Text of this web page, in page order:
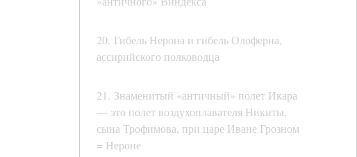
20. Гибель Нерона и гибель Олоферна,
ассирийского полководца
21. Знаменитый «античный» полет Икара
— это полет воздухоплавателя Никиты,
сына Трофимова, при царе Иване Грозном
= Нероне